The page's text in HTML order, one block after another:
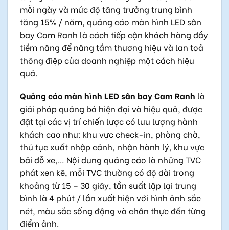
mỗi ngày và mức độ tăng trưởng trung bình
tăng 15% / năm, quảng cáo màn hình LED sân
bay Cam Ranh là cách tiếp cận khách hàng đầy
tiềm năng để nâng tầm thương hiệu và lan toả
thông điệp của doanh nghiệp một cách hiệu
quả.
Quảng cáo màn hình LED sân bay Cam Ranh là
giải pháp quảng bá hiện đại và hiệu quả, được
đặt tại các vị trí chiến lược có lưu lượng hành
khách cao như: khu vực check-in, phòng chờ,
thủ tục xuất nhập cảnh, nhận hành lý, khu vực
bãi đỗ xe,… Nội dung quảng cáo là những TVC
phát xen kẽ, mỗi TVC thường có độ dài trong
khoảng từ 15 – 30 giây, tần suất lặp lại trung
bình là 4 phút / lần xuất hiện với hình ảnh sắc
nét, màu sắc sống động và chân thực đến từng
điểm ảnh.